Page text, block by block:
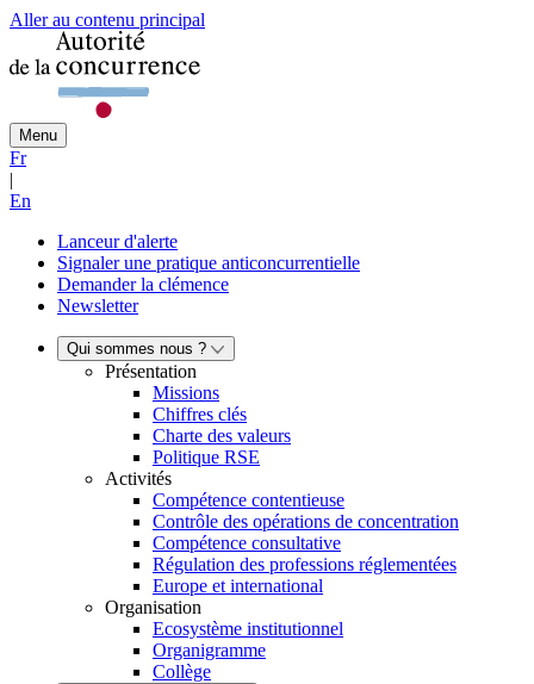
Aller au contenu principal
Menu
Fr
|
En
Lanceur d'alerte
Signaler une pratique anticoncurrentielle
Demander la clémence
Newsletter
Qui sommes nous ?
Présentation
Missions
Chiffres clés
Charte des valeurs
Politique RSE
Activités
Compétence contentieuse
Contrôle des opérations de concentration
Compétence consultative
Régulation des professions réglementées
Europe et international
Organisation
Ecosystème institutionnel
Organigramme
Collège